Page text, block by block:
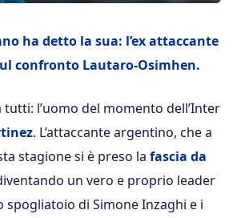
ha detto la sua: l’ex attaccante
confronto Lautaro-Osimhen.
l’uomo del momento dell’Inter
. L’attaccante argentino, che a
stagione si è preso la fascia da
un vero e proprio leader
spogliatoio di Simone Inzaghi e i